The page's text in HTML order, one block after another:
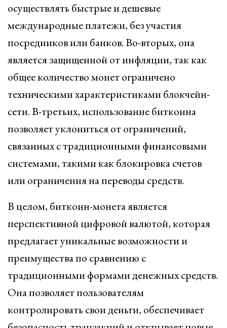
осуществлять быстрые и дешевые
международные платежи, без участия
посредников или банков. Во-вторых, она
является защищенной от инфляции, так как
общее количество монет ограничено
техническими характеристиками блокчейн-
сети. В-третьих, использование биткоина
позволяет уклониться от ограничений,
связанных с традиционными финансовыми
системами, такими как блокировка счетов
или ограничения на переводы средств.
В целом, биткоин-монета является
перспективной цифровой валютой, которая
предлагает уникальные возможности и
преимущества по сравнению с
традиционными формами денежных средств.
Она позволяет пользователям
контролировать свои деньги, обеспечивает